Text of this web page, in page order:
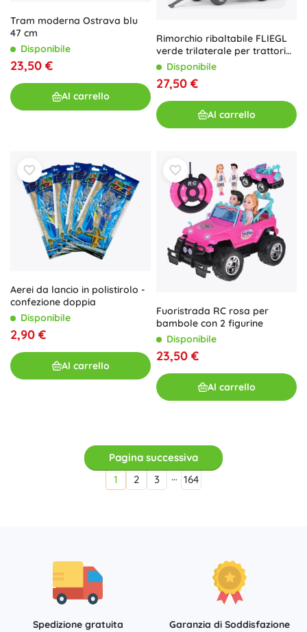
Tram moderna Ostrava blu
47 cm
Disponibile
23,50 €
Al carrello
Rimorchio ribaltabile FLIEGL
verde trilaterale per trattori
BRUDER
Disponibile
27,50 €
Al carrello
Aerei da lancio in polistirolo -
confezione doppia
Disponibile
2,90 €
Al carrello
Fuoristrada RC rosa per
bambole con 2 figurine
Disponibile
23,50 €
Al carrello
Pagina successiva
1
2 3 … 164
Spedizione gratuita
Garanzia di Soddisfazione